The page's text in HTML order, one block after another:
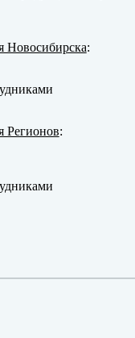
Новосибирска:
Регионов: